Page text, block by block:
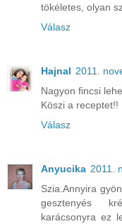
tökéletes, olyan
Válasz
Hajnal 2011.
Nagyon fincsi
Köszi a receptet!!
Válasz
Anyucika 2011.
Szia.Annyira
gesztenyés
karácsonyra ez